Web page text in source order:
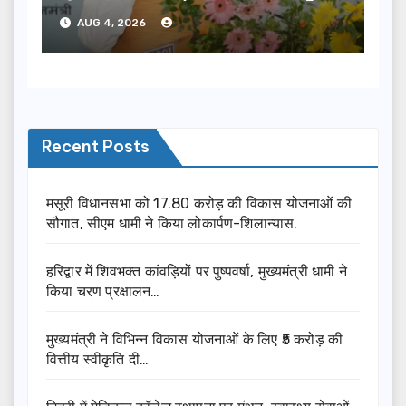
दी…AUG 4, 2026
Recent Posts
मसूरी विधानसभा को 17.80 करोड़ की विकास योजनाओं की
सौगात, सीएम धामी ने किया लोकार्पण-शिलान्यास.
हरिद्वार में शिवभक्त कांवड़ियों पर पुष्पवर्षा, मुख्यमंत्री धामी ने
किया चरण प्रक्षालन…
मुख्यमंत्री ने विभिन्न विकास योजनाओं के लिए ₹5 करोड़ की
वित्तीय स्वीकृति दी…